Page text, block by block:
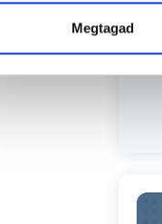
Megtagad